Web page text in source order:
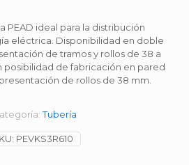
PEAD ideal para la distribución
eléctrica. Disponibilidad en doble
de tramos y rollos de 38 a
posibilidad de fabricación en pared
de rollos de 38 mm.
PEVKS3R610
Tubería